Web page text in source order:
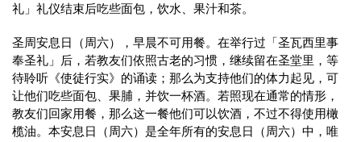
礼」礼仪结束后吃些面包，饮水、果汁和茶。
圣周安息日（周六），早晨不可用餐。在举行过「圣瓦西里事
奉圣礼」后，若教友们依照古老的习惯，继续留在圣堂里，等
待聆听《使徒行实》的诵读；那么为支持他们的体力起见，可
让他们吃些面包、果脯，并饮一杯酒。若照现在通常的情形，
教友们回家用餐，那么这一餐他们可以饮酒，不过不得使用橄
榄油。本安息日（周六）是全年所有的安息日（周六）中，唯